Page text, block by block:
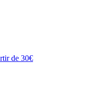
de 30€